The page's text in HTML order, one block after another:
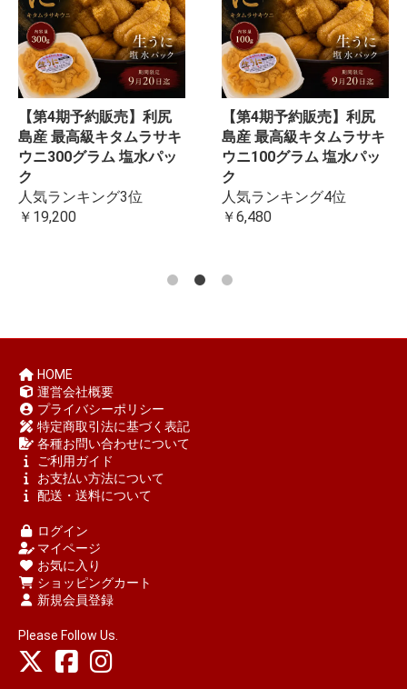
【第4期予約販売】利尻
島産 最高級キタムラサキ
ウニ300グラム 塩水パッ
ク
人気ランキング3位
￥19,200
【第4期予約販売】利尻
島産 最高級キタムラサキ
ウニ100グラム 塩水パッ
ク
人気ランキング4位
￥6,480
HOME
運営会社概要
プライバシーポリシー
特定商取引法に基づく表記
各種お問い合わせについて
ご利用ガイド
お支払い方法について
配送・送料について
ログイン
マイページ
お気に入り
ショッピングカート
新規会員登録
Please Follow Us.